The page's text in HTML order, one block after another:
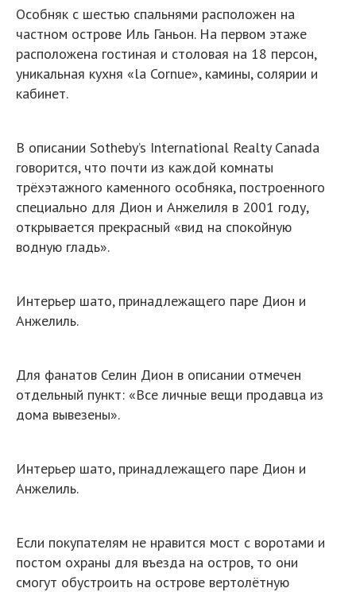
Особняк с шестью спальнями расположен на
частном острове Иль Ганьон. На первом этаже
расположена гостиная и столовая на 18 персон,
уникальная кухня «la Cornue», камины, солярии и
кабинет.
В описании Sotheby’s International Realty Canada
говорится, что почти из каждой комнаты
трёхэтажного каменного особняка, построенного
специально для Дион и Анжелиля в 2001 году,
открывается прекрасный «вид на спокойную
водную гладь».
Интерьер шато, принадлежащего паре Дион и
Анжелиль.
Для фанатов Селин Дион в описании отмечен
отдельный пункт: «Все личные вещи продавца из
дома вывезены».
Интерьер шато, принадлежащего паре Дион и
Анжелиль.
Если покупателям не нравится мост с воротами и
постом охраны для въезда на остров, то они
смогут обустроить на острове вертолётную